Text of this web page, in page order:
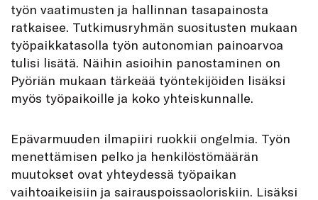
työn vaatimusten ja hallinnan tasapainosta
ratkaisee. Tutkimusryhmän suositusten mukaan
työpaikkatasolla työn autonomian painoarvoa
tulisi lisätä. Näihin asioihin panostaminen on
Pyöriän mukaan tärkeää työntekijöiden lisäksi
myös työpaikoille ja koko yhteiskunnalle.
Epävarmuuden ilmapiiri ruokkii ongelmia. Työn
menettämisen pelko ja henkilöstömäärän
muutokset ovat yhteydessä työpaikan
vaihtoaikeisiin ja sairauspoissaolo­riskiin. Lisäksi